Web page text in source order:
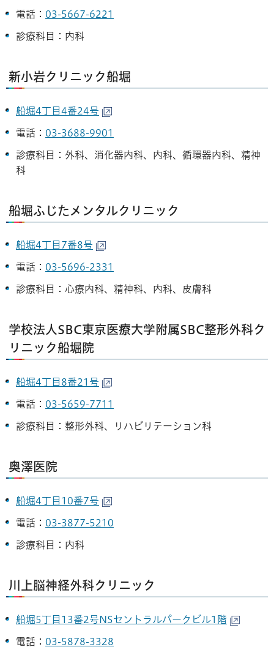
電話： 03-5667-6221
診療科目：内科
新小岩クリニック船堀
船堀4丁目4番24号
電話： 03-3688-9901
診療科目：外科、消化器内科、内科、循環器内科、精神
科
船堀ふじたメンタルクリニック
船堀4丁目7番8号
電話： 03-5696-2331
診療科目：心療内科、精神科、内科、皮膚科
学校法人SBC東京医療大学附属SBC整形外科ク
リニック船堀院
船堀4丁目8番21号
電話： 03-5659-7711
診療科目：整形外科、リハビリテーション科
奥澤医院
船堀4丁目10番7号
電話： 03-3877-5210
診療科目：内科
川上脳神経外科クリニック
船堀5丁目13番2号NSセントラルパークビル1階
電話： 03-5878-3328